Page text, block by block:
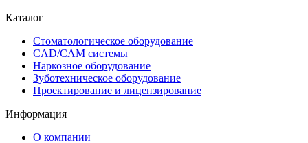
Каталог
Стоматологическое оборудование
CAD/CAM системы
Наркозное оборудование
Зуботехническое оборудование
Проектирование и лицензирование
Информация
О компании